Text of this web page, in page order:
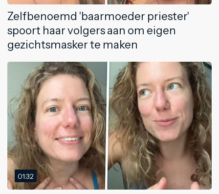
Zelfbenoemd 'baarmoeder priester'
spoort haar volgers aan om eigen
gezichtsmasker te maken
01:32